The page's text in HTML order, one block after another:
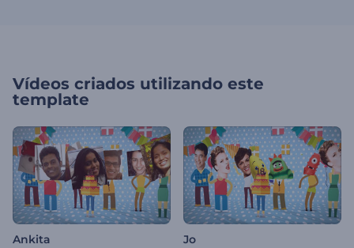
Vídeos criados utilizando este
template
Ankita Jo